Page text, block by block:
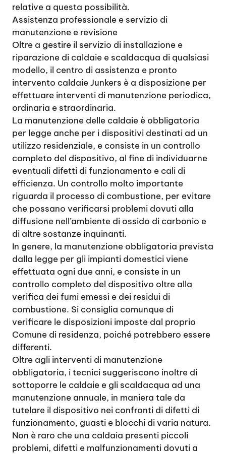
relative a questa possibilità.
Assistenza professionale e servizio di
manutenzione e revisione
Oltre a gestire il servizio di installazione e
riparazione di caldaie e scaldacqua di qualsiasi
modello, il centro di assistenza e pronto
intervento caldaie Junkers è a disposizione per
effettuare interventi di manutenzione periodica,
ordinaria e straordinaria.
La manutenzione delle caldaie è obbligatoria
per legge anche per i dispositivi destinati ad un
utilizzo residenziale, e consiste in un controllo
completo del dispositivo, al fine di individuarne
eventuali difetti di funzionamento e cali di
efficienza. Un controllo molto importante
riguarda il processo di combustione, per evitare
che possano verificarsi problemi dovuti alla
diffusione nell’ambiente di ossido di carbonio e
di altre sostanze inquinanti.
In genere, la manutenzione obbligatoria prevista
dalla legge per gli impianti domestici viene
effettuata ogni due anni, e consiste in un
controllo completo del dispositivo oltre alla
verifica dei fumi emessi e dei residui di
combustione. Si consiglia comunque di
verificare le disposizioni imposte dal proprio
Comune di residenza, poiché potrebbero essere
differenti.
Oltre agli interventi di manutenzione
obbligatoria, i tecnici suggeriscono inoltre di
sottoporre le caldaie e gli scaldacqua ad una
manutenzione annuale, in maniera tale da
tutelare il dispositivo nei confronti di difetti di
funzionamento, guasti e blocchi di varia natura.
Non è raro che una caldaia presenti piccoli
problemi, difetti e malfunzionamenti dovuti a